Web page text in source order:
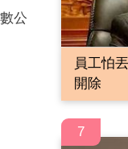
公
員工怕
開除
7